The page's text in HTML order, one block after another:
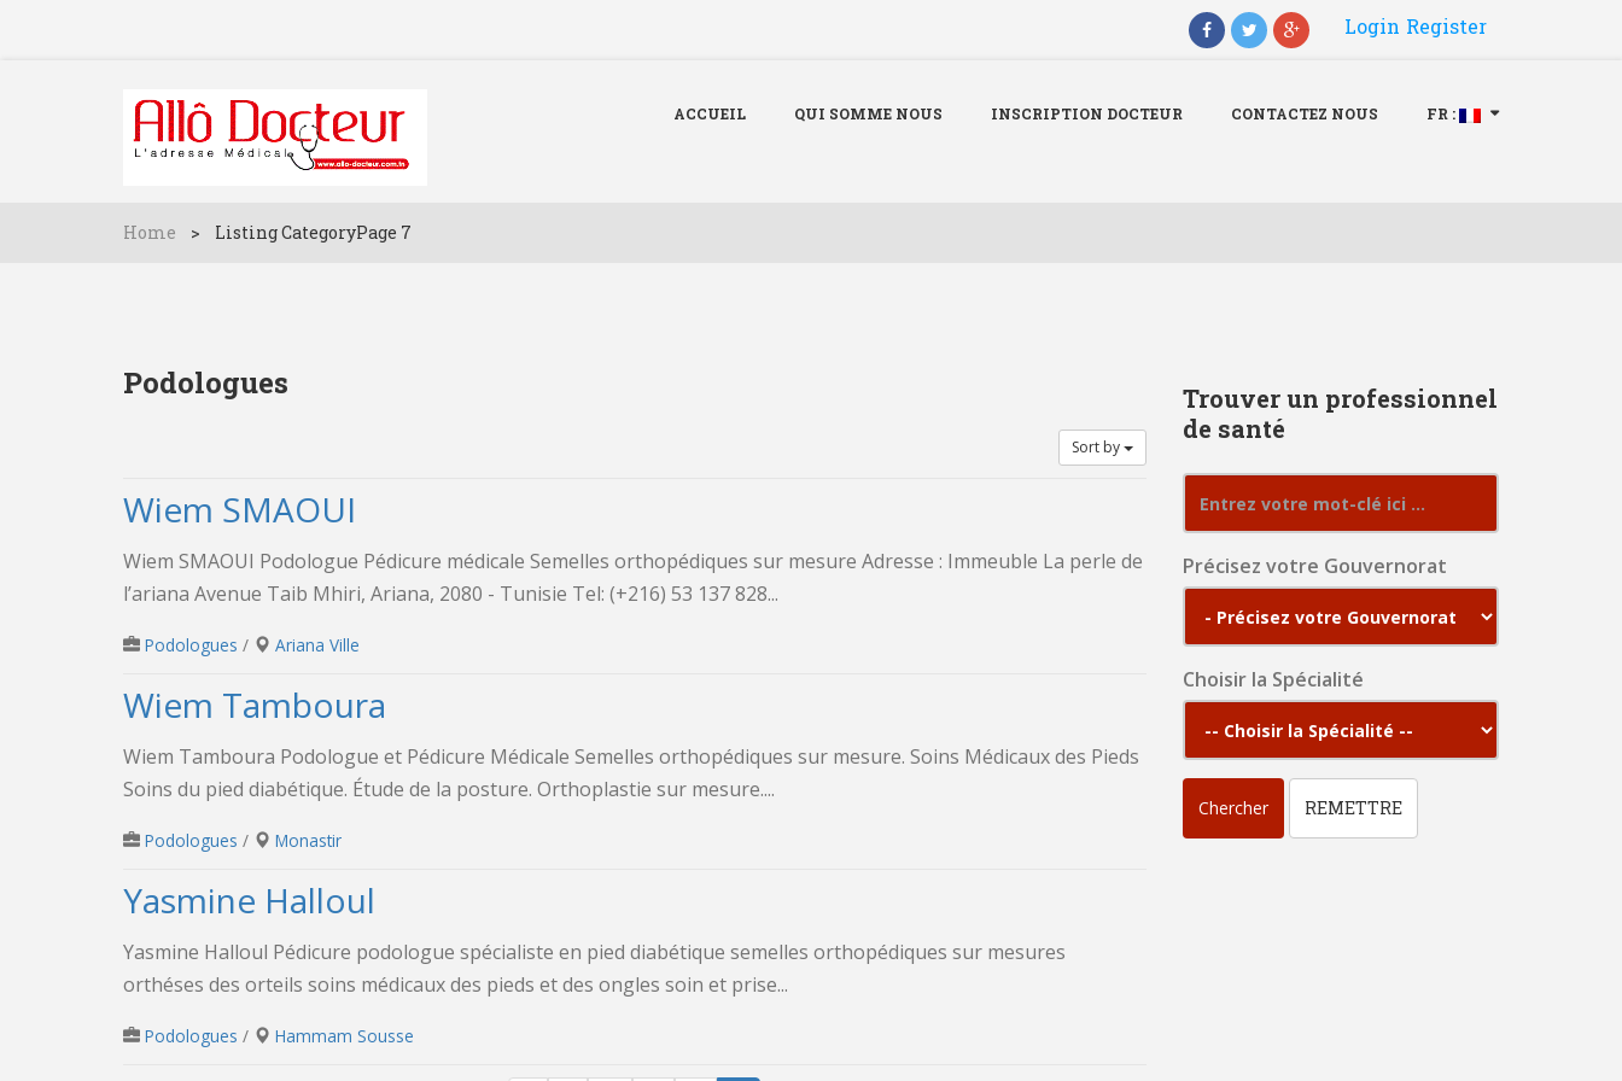
Menu
Login Register
ACCUEIL QUI SOMME NOUS INSCRIPTION DOCTEUR CONTACTEZ NOUS FR :
Home > Listing CategoryPage 7
Podologues
Sort by
Wiem SMAOUI
Wiem SMAOUI Podologue Pédicure médicale Semelles orthopédiques sur mesure Adresse : Immeuble La perle de
l’ariana Avenue Taib Mhiri, Ariana, 2080 - Tunisie Tel: (+216) 53 137 828...
Podologues / Ariana Ville
Wiem Tamboura
Wiem Tamboura Podologue et Pédicure Médicale Semelles orthopédiques sur mesure. Soins Médicaux des Pieds
Soins du pied diabétique. Étude de la posture. Orthoplastie sur mesure....
Podologues / Monastir
Yasmine Halloul
Yasmine Halloul Pédicure podologue spécialiste en pied diabétique semelles orthopédiques sur mesures
⁠orthéses des orteils ⁠soins médicaux des pieds et des ongles ⁠soin et prise...
Podologues / Hammam Sousse
Trouver un professionnel
de santé
Précisez votre Gouvernorat
Choisir la Spécialité
Chercher REMETTRE